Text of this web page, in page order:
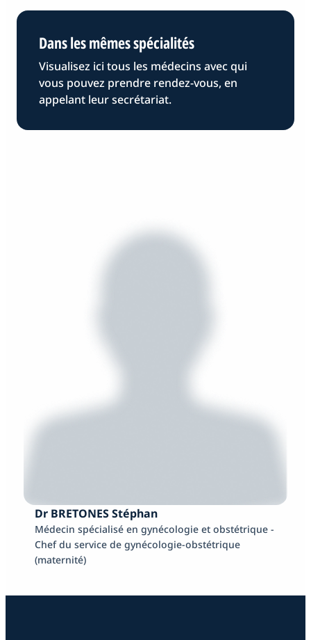
Dans les mêmes spécialités
Visualisez ici tous les médecins avec qui
vous pouvez prendre rendez-vous, en
appelant leur secrétariat.
Dr BRETONES Stéphan
Médecin spécialisé en gynécologie et obstétrique -
Chef du service de gynécologie-obstétrique
(maternité)